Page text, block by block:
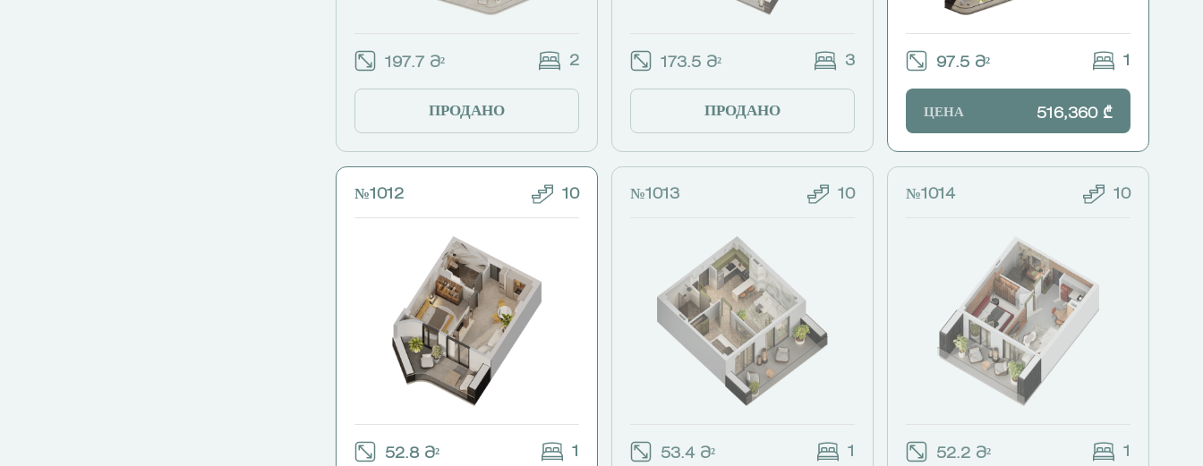
197.7 Მ² 2
ПРОДАНО
173.5 Მ² 3
ПРОДАНО
97.5 Მ² 1
ЦЕНА 516,360 ₾
№1012 10
52.8 Მ² 1
№1013 10
53.4 Მ² 1
№1014 10
52.2 Მ² 1